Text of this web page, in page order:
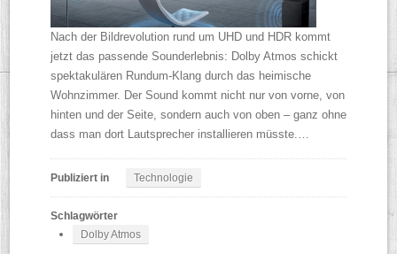
Nach der Bildrevolution rund um UHD und HDR kommt
jetzt das passende Sounderlebnis: Dolby Atmos schickt
spektakulären Rundum-Klang durch das heimische
Wohnzimmer. Der Sound kommt nicht nur von vorne, von
hinten und der Seite, sondern auch von oben – ganz ohne
dass man dort Lautsprecher installieren müsste.…
Publiziert in Technologie
Schlagwörter
Dolby Atmos